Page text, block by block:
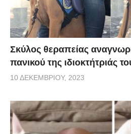
Σκύλος θεραπείας
πανικού της ιδιοκτήτριάς
10 ΔΕΚΕΜΒΡΊΟΥ, 2023